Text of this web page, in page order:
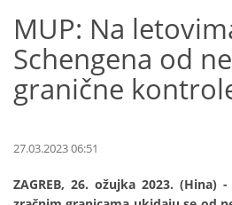
MUP: Na
Schengena od
granične
27.03.2023 06:51
ZAGREB, 26. ožujka 2023.